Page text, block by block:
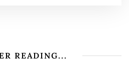
READING...